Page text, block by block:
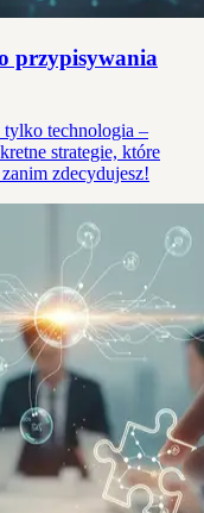
przypisywania
tylko technologia –
strategie, które
zdecydujesz!